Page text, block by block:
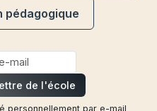
pédagogique
de l'école
personnellement par e-mail